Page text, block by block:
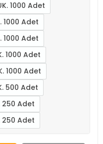
1000 Adet
1000 Adet
1000 Adet
1000 Adet
1000 Adet
500 Adet
250 Adet
250 Adet